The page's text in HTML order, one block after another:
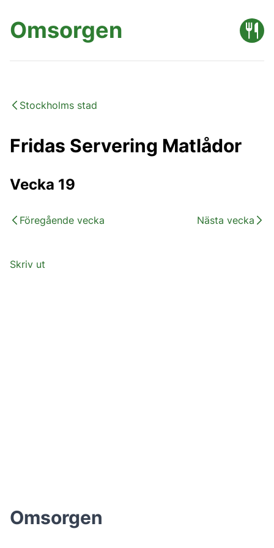
Omsorgen
Stockholms stad
Fridas Servering Matlådor
Vecka 19
Föregående vecka Nästa vecka
Skriv ut
Omsorgen